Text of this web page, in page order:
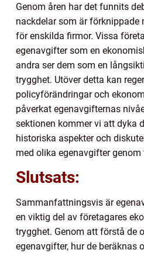
Genom åren har det funnits
nackdelar som är förknippade
för enskilda firmor. Vissa
egenavgifter som en
andra ser dem som en
trygghet. Utöver detta kan
policyförändringar och
påverkat egenavgifternas
sektionen kommer vi att dyka
historiska aspekter och
med olika egenavgifter genom
Slutsats:
Sammanfattningsvis är
en viktig del av företagares
trygghet. Genom att förstå de
egenavgifter, hur de beräknas